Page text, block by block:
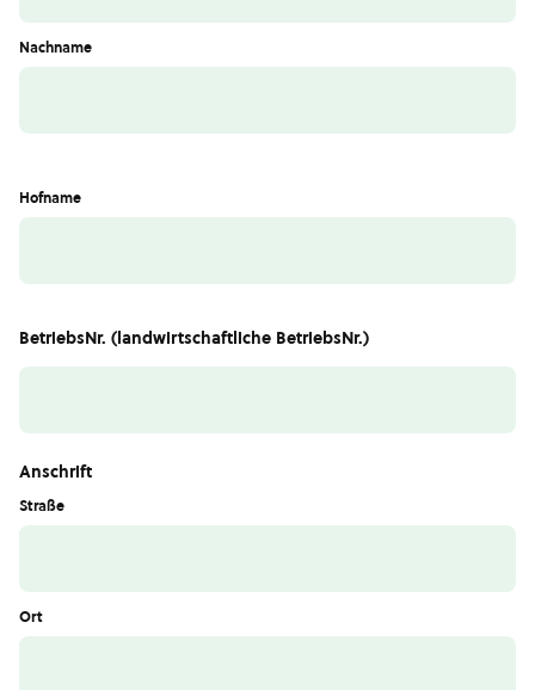
Nachname
Hofname
BetriebsNr. (landwirtschaftliche BetriebsNr.)
Anschrift
Straße
Ort